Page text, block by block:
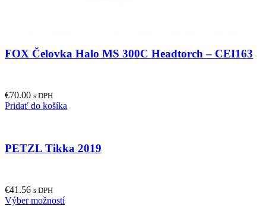
FOX Čelovka Halo MS 300C Headtorch – CEI163
€70.00 s DPH
Pridať do košíka
PETZL Tikka 2019
€41.56 s DPH
Výber možnostíThis